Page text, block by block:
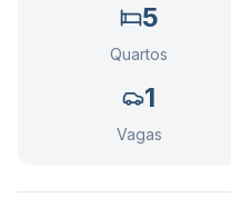
5
Quartos
1
Vagas